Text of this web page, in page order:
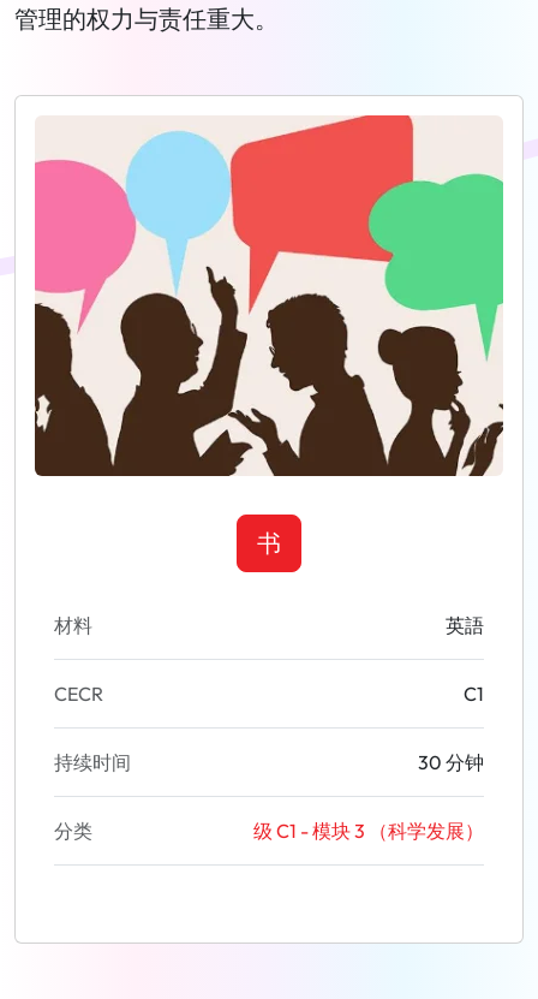
管理的权力与责任重大。
书
材料 英語
CECR C1
持续时间 30 分钟
分类 级 C1 - 模块 3 （科学发展）